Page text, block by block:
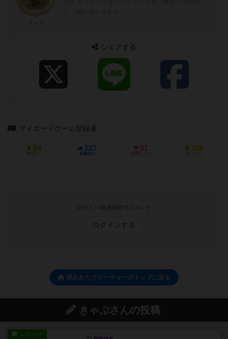
シェアする
マイボードゲーム登録者
54
興味あり
227
経験あり
31
お気に入り
165
持ってる
ログイン/会員登録でコメント
ログインする
呪われたクリーチャーのトップに戻る
きゃぷさんの投稿
レビュー